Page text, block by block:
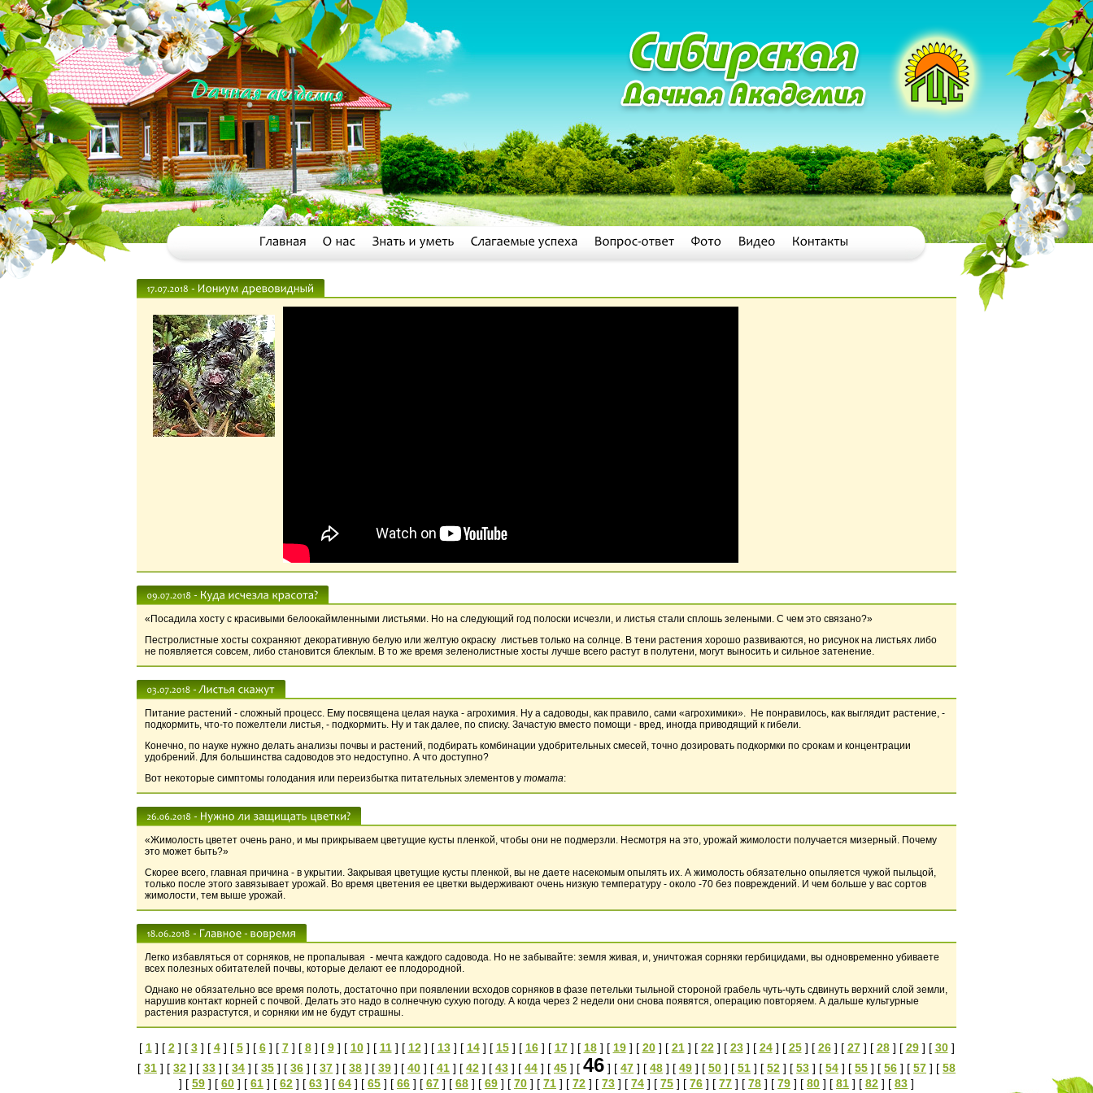
«Посадила хосту с красивыми белоокаймленными листьями. Но на следующий год полоски исчезли, и листья стали сплошь зелеными. С чем это связано?»
Пестролистные хосты сохраняют декоративную белую или желтую окраску листьев только на солнце. В тени растения хорошо развиваются, но рисунок на листьях либо
не появляется совсем, либо становится блеклым. В то же время зеленолистные хосты лучше всего растут в полутени, могут выносить и сильное затенение.
Питание растений - сложный процесс. Ему посвящена целая наука - агрохимия. Ну а садоводы, как правило, сами «агрохимики». Не понравилось, как выглядит растение, -
подкормить, что-то пожелтели листья, - подкормить. Ну и так далее, по списку. Зачастую вместо помощи - вред, иногда приводящий к гибели.
Конечно, по науке нужно делать анализы почвы и растений, подбирать комбинации удобрительных смесей, точно дозировать подкормки по срокам и концентрации
удобрений. Для большинства садоводов это недоступно. А что доступно?
Вот некоторые симптомы голодания или переизбытка питательных элементов у томата:
«Жимолость цветет очень рано, и мы прикрываем цветущие кусты пленкой, чтобы они не подмерзли. Несмотря на это, урожай жимолости получается мизерный. Почему
это может быть?»
Скорее всего, главная причина - в укрытии. Закрывая цветущие кусты пленкой, вы не даете насекомым опылять их. А жимолость обязательно опыляется чужой пыльцой,
только после этого завязывает урожай. Во время цветения ее цветки выдерживают очень низкую температуру - около -70 без повреждений. И чем больше у вас сортов
жимолости, тем выше урожай.
Легко избавляться от сорняков, не пропалывая - мечта каждого садовода. Но не забывайте: земля живая, и, уничтожая сорняки гербицидами, вы одновременно убиваете
всех полезных обитателей почвы, которые делают ее плодородной.
Однако не обязательно все время полоть, достаточно при появлении всходов сорняков в фазе петельки тыльной стороной грабель чуть-чуть сдвинуть верхний слой земли,
нарушив контакт корней с почвой. Делать это надо в солнечную сухую погоду. А когда через 2 недели они снова появятся, операцию повторяем. А дальше культурные
растения разрастутся, и сорняки им не будут страшны.
[ 1] [ 2] [ 3] [ 4] [ 5] [ 6] [ 7] [ 8] [ 9] [ 10] [ 11] [ 12] [ 13] [ 14] [ 15] [ 16] [ 17] [ 18] [ 19] [ 20] [ 21] [ 22] [ 23] [ 24] [ 25] [ 26] [ 27] [ 28] [ 29] [ 30]
[ 31 ] [ 32 ] [ 33 ] [ 34 ] [ 35 ] [ 36 ] [ 37 ] [ 38 ] [ 39 ] [ 40 ] [ 41 ] [ 42 ] [ 43 ] [ 44 ] [ 45 ] [ 46 ] [ 47 ] [ 48 ] [ 49 ] [ 50 ] [ 51 ] [ 52 ] [ 53 ] [ 54 ] [ 55 ] [ 56 ] [ 57 ] [ 58
] [ 59 ] [ 60 ] [ 61 ] [ 62 ] [ 63 ] [ 64 ] [ 65 ] [ 66 ] [ 67 ] [ 68 ] [ 69 ] [ 70 ] [ 71 ] [ 72 ] [ 73 ] [ 74 ] [ 75 ] [ 76 ] [ 77 ] [ 78 ] [ 79 ] [ 80 ] [ 81 ] [ 82 ] [ 83 ]